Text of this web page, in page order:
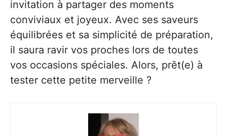
invitation à partager des moments
conviviaux et joyeux. Avec ses saveurs
équilibrées et sa simplicité de préparation,
il saura ravir vos proches lors de toutes
vos occasions spéciales. Alors, prêt(e) à
tester cette petite merveille ?